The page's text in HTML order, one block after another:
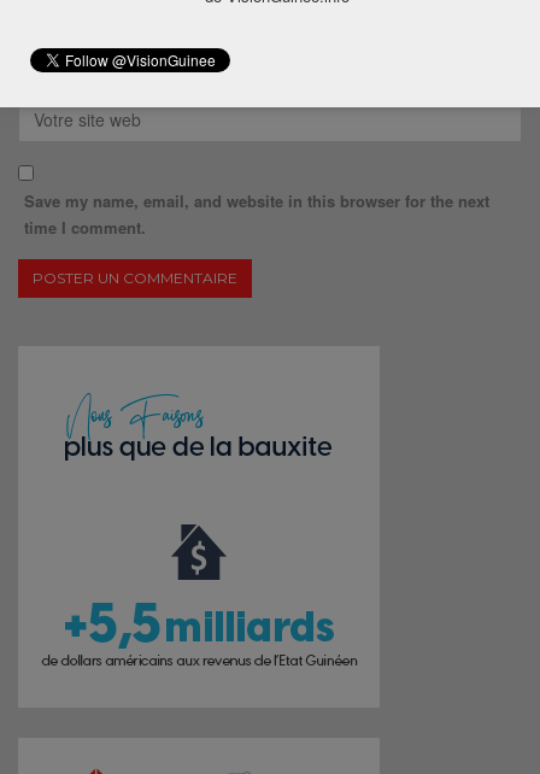
Save my name, email, and website in this browser for the next
time I comment.